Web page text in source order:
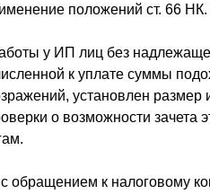
положений ст. 66 НК.
у ИП лиц без
к уплате суммы
установлен
о возможности зачета
к налоговому